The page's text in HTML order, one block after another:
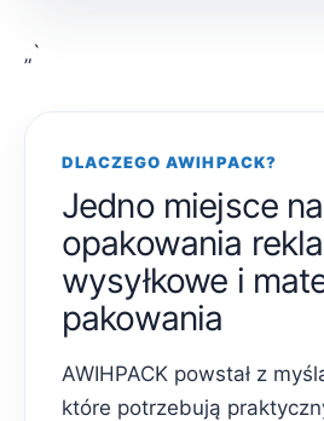
„`
DLACZEGO AWIHPACK?
Jedno miejsce na
opakowania
wysyłkowe i
pakowania
AWIHPACK powstał z
które potrzebują